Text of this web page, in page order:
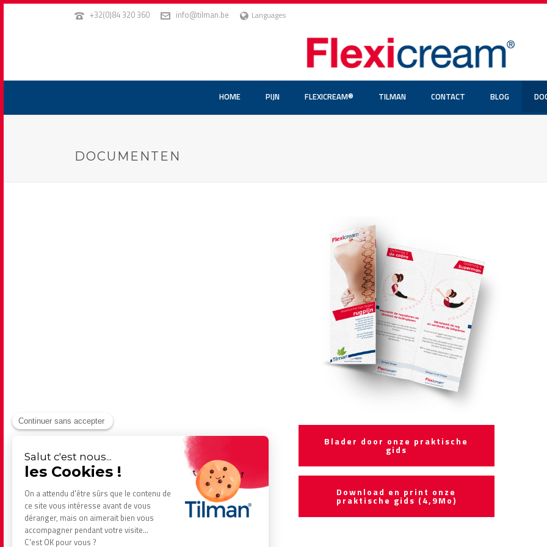
+32(0)84 320 360 info@tilman.be Languages
HOME PIJN FLEXICREAM® TILMAN CONTACT BLOG
DOCUMENTEN
Blader door onze praktische
gids
Download en print onze
praktische gids (4,9Mo)